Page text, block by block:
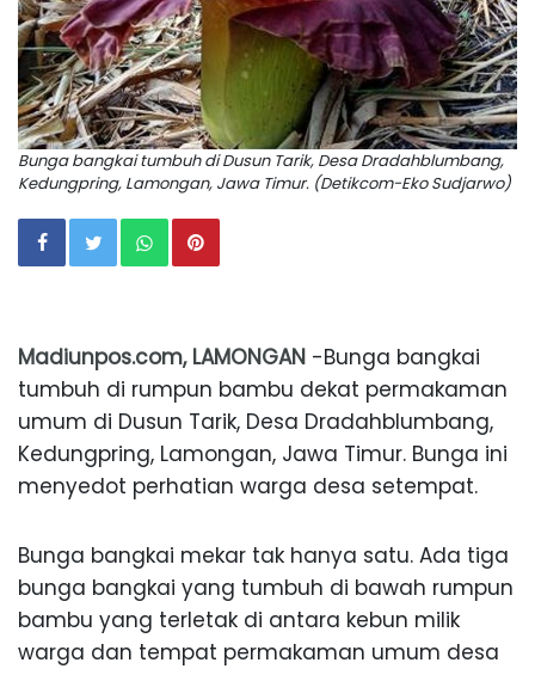
Bunga bangkai tumbuh di Dusun Tarik, Desa Dradahblumbang,
Kedungpring, Lamongan, Jawa Timur. (Detikcom-Eko Sudjarwo)
Madiunpos.com, LAMONGAN -Bunga bangkai
tumbuh di rumpun bambu dekat permakaman
umum di Dusun Tarik, Desa Dradahblumbang,
Kedungpring, Lamongan, Jawa Timur. Bunga ini
menyedot perhatian warga desa setempat.
Bunga bangkai mekar tak hanya satu. Ada tiga
bunga bangkai yang tumbuh di bawah rumpun
bambu yang terletak di antara kebun milik
warga dan tempat permakaman umum desa